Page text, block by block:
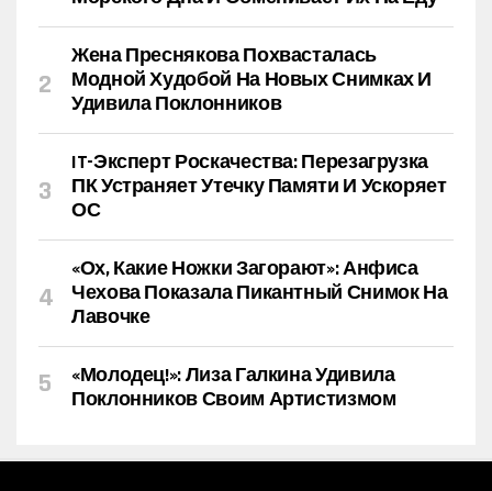
Жена Преснякова Похвасталась
Модной Худобой На Новых Снимках И
Удивила Поклонников
IT-Эксперт Роскачества: Перезагрузка
ПК Устраняет Утечку Памяти И Ускоряет
ОС
«Ох, Какие Ножки Загорают»: Анфиса
Чехова Показала Пикантный Снимок На
Лавочке
«Молодец!»: Лиза Галкина Удивила
Поклонников Своим Артистизмом